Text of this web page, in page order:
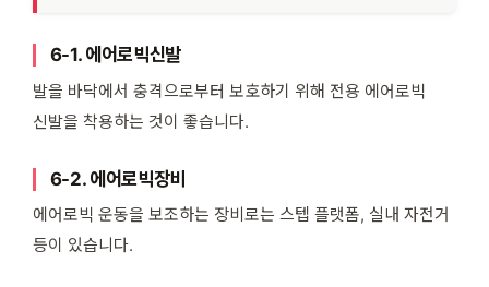
6-1. 에어로빅신발
발을 바닥에서 충격으로부터 보호하기 위해 전용 에어로빅
신발을 착용하는 것이 좋습니다.
6-2. 에어로빅장비
에어로빅 운동을 보조하는 장비로는 스텝 플랫폼, 실내 자전거
등이 있습니다.